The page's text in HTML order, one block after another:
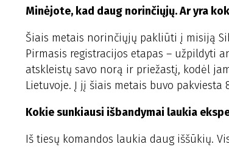
Minėjote, kad daug norinčiųjų. Ar yra
Šiais metais norinčiųjų pakliūti į misiją
Pirmasis registracijos etapas – užpildyti
atskleistų savo norą ir priežastį, kodėl
Lietuvoje. Į jį šiais metais buvo pakviesta
Kokie sunkiausi išbandymai laukia
Iš tiesų komandos laukia daug iššūkių.